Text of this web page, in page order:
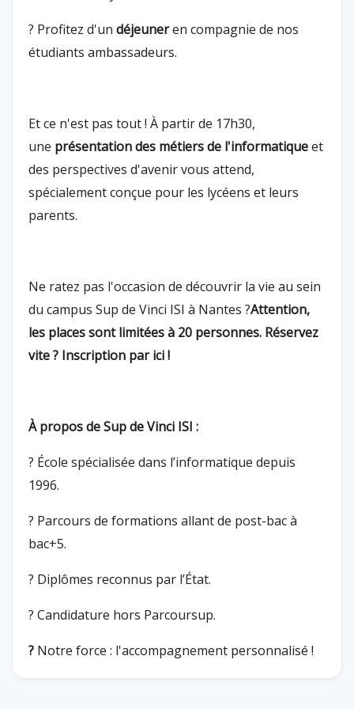
? Profitez d'un déjeuneren compagnie de nos
étudiants ambassadeurs.
Et ce n'est pas tout ! À partir de 17h30,
une présentation des métiers de l'informatiqueet
des perspectives d'avenir vous attend,
spécialement conçue pour les lycéens et leurs
parents.
Ne ratez pas l'occasion de découvrir la vie au sein
du campus Sup de Vinci ISI à Nantes ?Attention,
les places sont limitées à 20 personnes. Réservez
vite ? Inscription par ici!
À propos de Sup de Vinci ISI :
? École spécialisée dans l’informatique depuis
1996.
? Parcours de formations allant de post-bac à
bac+5.
? Diplômes reconnus par l’État.
? Candidature hors Parcoursup.
? Notre force : l'accompagnement personnalisé !